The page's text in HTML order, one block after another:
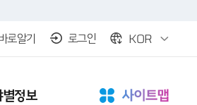
로알기 로그인 KOR
정보